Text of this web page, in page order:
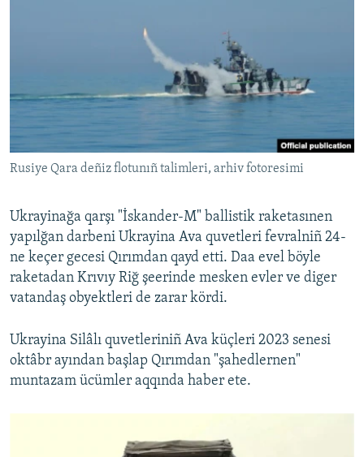
Rusiye Qara deñiz flotunıñ talimleri, arhiv fotoresimi
Ukrayinağa qarşı "İskander-M" ballistik raketasınen
yapılğan darbeni Ukrayina Ava quvetleri fevralniñ 24-
ne keçer gecesi Qırımdan qayd etti. Daa evel böyle
raketadan Krıvıy Riğ şeerinde mesken evler ve diger
vatandaş obyektleri de zarar kördi.
Ukrayina Silâlı quvetleriniñ Ava küçleri 2023 senesi
oktâbr ayından başlap Qırımdan "şahedlernen"
muntazam ücümler aqqında haber ete.